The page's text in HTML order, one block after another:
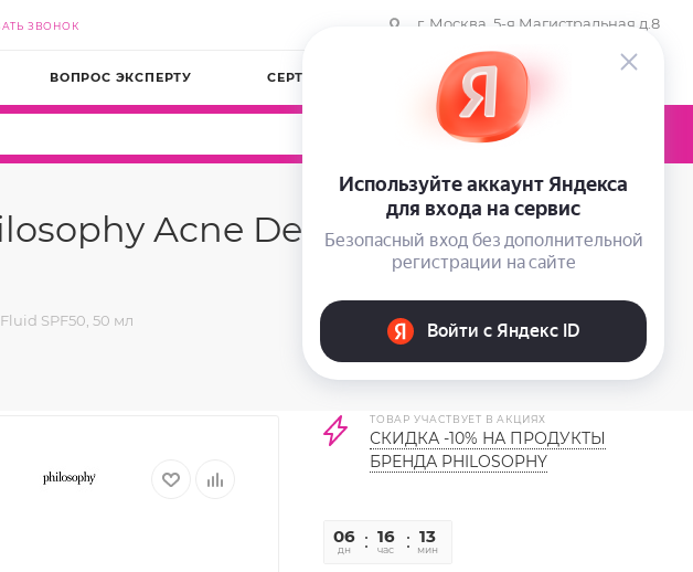
ЗВОНОК г. Москва, 5-я Магистральная д.8
ВОПРОС ЭКСПЕРТУ СЕРТИФИКАТЫ КОМПАНИЯ
0
Acne Derm Sunscreen
SPF50, 50 мл
ТОВАР УЧАСТВУЕТ В АКЦИЯХ
СКИДКА -10% НА ПРОДУКТЫ
БРЕНДА PHILOSOPHY
06
дн
16
час
13
мин